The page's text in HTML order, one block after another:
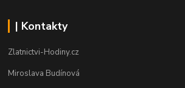
| Kontakty
Zlatnictvi-Hodiny.cz
Miroslava Budínová